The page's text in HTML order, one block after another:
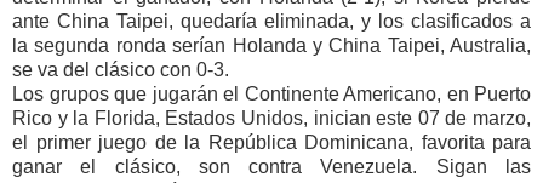
ante China Taipei, quedaría eliminada, y los clasificados a
la segunda ronda serían Holanda y China Taipei, Australia,
se va del clásico con 0-3.
Los grupos que jugarán el Continente Americano, en Puerto
Rico y la Florida, Estados Unidos, inician este 07 de marzo,
el primer juego de la República Dominicana, favorita para
ganar el clásico, son contra Venezuela. Sigan las